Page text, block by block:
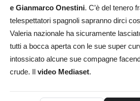
e Gianmarco Onestini. C’è del tenero
telespettatori spagnoli sapranno dirci
Valeria nazionale ha sicuramente
tutti a bocca aperta con le sue super
intossicato alcune sue compagne
crude. Il video Mediaset.